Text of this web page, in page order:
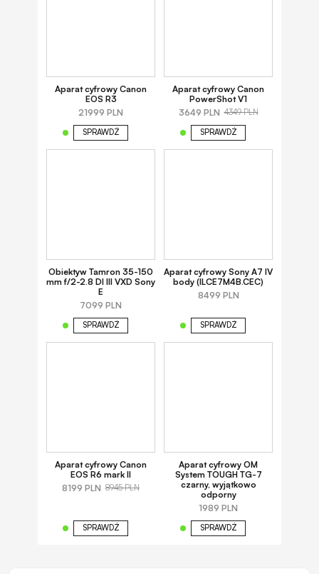
Aparat cyfrowy Canon
EOS R3
21999 PLN
SPRAWDŹ
Aparat cyfrowy Canon
PowerShot V1
3649 PLN 4349 PLN
SPRAWDŹ
Obiektyw Tamron 35-150
mm f/2-2.8 DI III VXD Sony
E
7099 PLN
SPRAWDŹ
Aparat cyfrowy Sony A7 IV
body (ILCE7M4B.CEC)
8499 PLN
SPRAWDŹ
Aparat cyfrowy Canon
EOS R6 mark II
8199 PLN 8945 PLN
SPRAWDŹ
Aparat cyfrowy OM
System TOUGH TG-7
czarny, wyjątkowo
odporny
1989 PLN
SPRAWDŹ